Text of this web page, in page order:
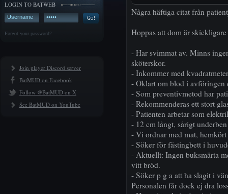
LOGIN TO BATWEB
Forgot your password?
Join player Discord server
BatMUD on Facebook
Follow @BatMUD on X
See BatMUD on YouTube
Några häftiga citat från
Hoppas att dom är
- Har svimmat av. Minns
sköterskor.
- Inkommer med
- Oklart om blod i avföringen
- Som preventivmetod har
- Rekommenderas ett stort
- Patienten arbetar som
- 12 cm långt, sårigt underben
- Vi ordnar med mat,
- Söker för fästingbett i
- Aktuellt: Ingen buksmärta
vitt bröd.
- Söker p g a att ha slagit i
Personalen får dock ej dra